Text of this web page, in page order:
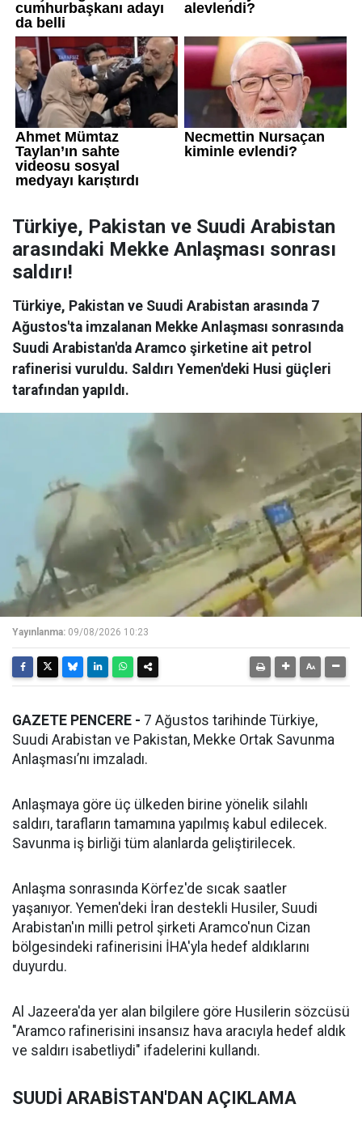
Türkiye, Pakistan ve Suudi Arabistan
arasındaki Mekke Anlaşması sonrası
saldırı!
Türkiye, Pakistan ve Suudi Arabistan arasında 7
Ağustos'ta imzalanan Mekke Anlaşması sonrasında
Suudi Arabistan'da Aramco şirketine ait petrol
rafinerisi vuruldu. Saldırı Yemen'deki Husi güçleri
tarafından yapıldı.
Yayınlanma: 09/08/2026 10:23
GAZETE PENCERE - 7 Ağustos tarihinde Türkiye,
Suudi Arabistan ve Pakistan, Mekke Ortak Savunma
Anlaşması’nı imzaladı.
Anlaşmaya göre üç ülkeden birine yönelik silahlı
saldırı, tarafların tamamına yapılmış kabul edilecek.
Savunma iş birliği tüm alanlarda geliştirilecek.
Anlaşma sonrasında Körfez'de sıcak saatler
yaşanıyor. Yemen'deki İran destekli Husiler, Suudi
Arabistan'ın milli petrol şirketi Aramco'nun Cizan
bölgesindeki rafinerisini İHA'yla hedef aldıklarını
duyurdu.
Al Jazeera'da yer alan bilgilere göre Husilerin sözcüsü
"Aramco rafinerisini insansız hava aracıyla hedef aldık
ve saldırı isabetliydi" ifadelerini kullandı.
SUUDİ ARABİSTAN'DAN AÇIKLAMA